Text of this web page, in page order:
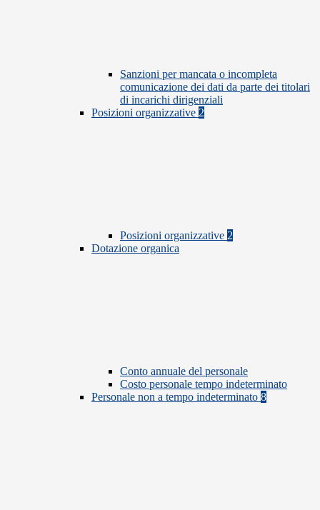
Sanzioni per mancata o incompleta
comunicazione dei dati da parte dei titolari
di incarichi dirigenziali
Posizioni organizzative 2
Posizioni organizzative 2
Dotazione organica
Conto annuale del personale
Costo personale tempo indeterminato
Personale non a tempo indeterminato 8